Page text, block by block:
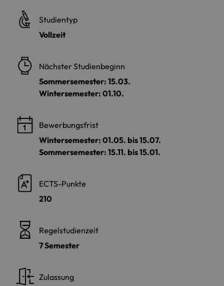
Studientyp
Vollzeit
Nächster Studienbeginn
Sommersemester: 15.03.
Wintersemester: 01.10.
Bewerbungsfrist
Wintersemester: 01.05. bis 15.07.
Sommersemester: 15.11. bis 15.01.
ECTS-Punkte
210
Regelstudienzeit
7 Semester
Zulassung